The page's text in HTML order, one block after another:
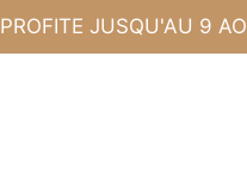
PROFITE JUSQU'AU 9